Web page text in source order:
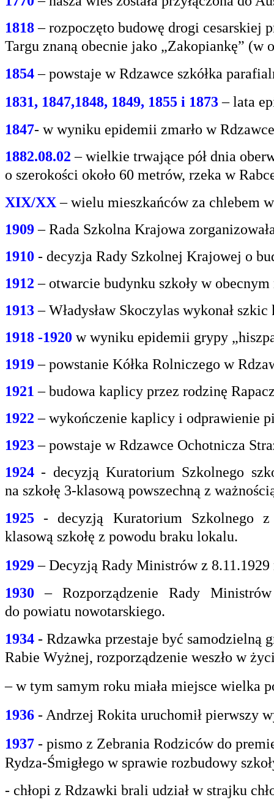
1818– rozpoczęto budowę drogi cesarskiej
Targu znaną obecnie jako „Zakopiankę” (w
1854 – powstaje w Rdzawce szkółka
1831, 1847,1848, 1849, 1855 i 1873 – lata
1847- w wyniku epidemii zmarło w
1882.08.02 – wielkie trwające pół dnia
o szerokości około 60 metrów, rzeka w
XIX/XX– wielu mieszkańców za chlebem
1909 – Rada Szkolna Krajowa
1910 - decyzja Rady Szkolnej Krajowej o
1912 – otwarcie budynku szkoły w
1913– Władysław Skoczylas wykonał
1918 -1920 w wyniku epidemii grypy
1919– powstanie Kółka Rolniczego w
1921 – budowa kaplicy przez rodzinę
1922 – wykończenie kaplicy i odprawienie
1923– powstaje w Rdzawce Ochotnicza
1924 - decyzją Kuratorium Szkolnego
na szkołę 3-klasową powszechną z
1925 - decyzją Kuratorium Szkolnego
klasową szkołę z powodu braku lokalu.
1929– Decyzją Rady Ministrów z
1930 – Rozporządzenie Rady
do powiatu nowotarskiego.
1934 - Rdzawka przestaje być samodzielną
Rabie Wyżnej, rozporządzenie weszło w
– w tym samym roku miała miejsce wielka
1936 - Andrzej Rokita uruchomił pierwszy
1937 - pismo z Zebrania Rodziców do
Rydza-Śmigłego w sprawie rozbudowy
- chłopi z Rdzawki brali udział w strajku